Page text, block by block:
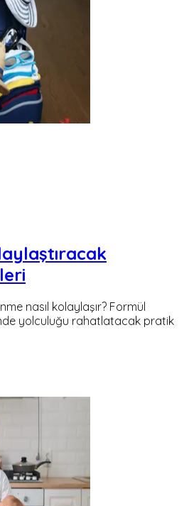
nasıl kolaylaşır? Formül
yolculuğu rahatlatacak pratik